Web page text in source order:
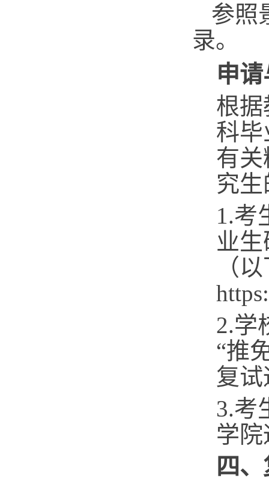
参照
录。
申
根
科
有
究
1.考
业
（
https
2.学
“推
复
3.考
学
四